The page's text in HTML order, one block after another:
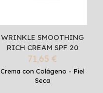
WRINKLE SMOOTHING
RICH CREAM SPF 20
71,65 €
Crema con Colágeno - Piel
Seca